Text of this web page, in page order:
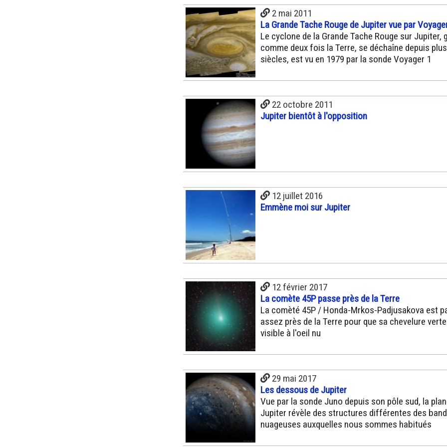
2 mai 2011
La Grande Tache Rouge de Jupiter vue par
Le cyclone de la Grande Tache Rouge sur Jupiter,
comme deux fois la Terre, se déchaîne depuis
siècles, est vu en 1979 par la sonde Voyager 1
22 octobre 2011
Jupiter bientôt à l'opposition
12 juillet 2016
Emmène moi sur Jupiter
12 février 2017
La comète 45P passe près de la Terre
La comèté 45P / Honda-Mrkos-Padjusakova est
assez près de la Terre pour que sa chevelure
visible à l'oeil nu
29 mai 2017
Les dessous de Jupiter
Vue par la sonde Juno depuis son pôle sud, la
Jupiter révèle des structures différentes des
nuageuses auxquelles nous sommes habitués